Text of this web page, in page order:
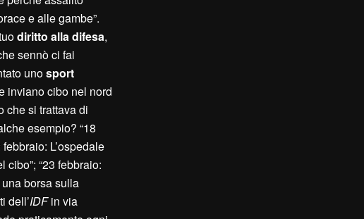
e alle gambe”.
diritto alla difesa,
sennò ci fai
unosport
inviano cibo nel nord
che si trattava di
esempio? “18
L’ospedale
“23 febbraio:
borsa sulla
dell’IDFin via